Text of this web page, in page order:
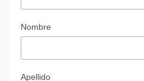
Nombre
Apellido